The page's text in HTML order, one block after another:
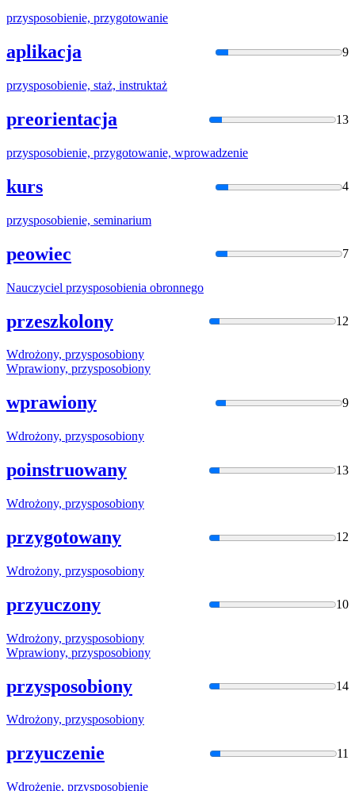
przysposobienie, przygotowanie
aplikacja 9
przysposobienie, staż, instruktaż
preorientacja 13
przysposobienie, przygotowanie, wprowadzenie
kurs 4
przysposobienie, seminarium
peowiec 7
Nauczyciel przysposobienia obronnego
przeszkolony 12
Wdrożony, przysposobiony
Wprawiony, przysposobiony
wprawiony 9
Wdrożony, przysposobiony
poinstruowany 13
Wdrożony, przysposobiony
przygotowany 12
Wdrożony, przysposobiony
przyuczony 10
Wdrożony, przysposobiony
Wprawiony, przysposobiony
przysposobiony 14
Wdrożony, przysposobiony
przyuczenie 11
Wdrożenie, przysposobienie